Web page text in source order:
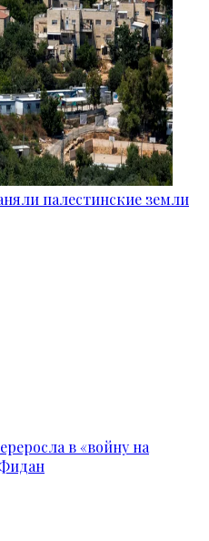
палестинские земли
в «войну на